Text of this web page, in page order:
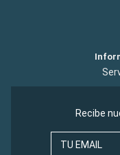
Recibe
TU EMAIL